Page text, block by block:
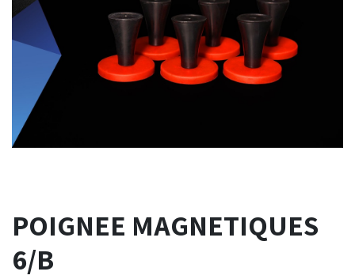
POIGNEE MAGNETIQUES
6/B